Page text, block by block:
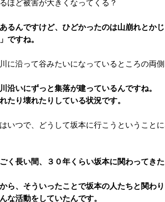
ほど被害が大きくなってくる？
るんですけど、ひどかったのは山崩れとかじ
ですね。
に沿って谷みたいになっているところの両側
沿いにずっと集落が建っているんですね。
たり壊れたりしている状況です。
いつで、どうして坂本に行こうということ
く長い間、３０年くらい坂本に関わってき
ら、そういったことで坂本の人たちと関わ
な活動をしていたんです。